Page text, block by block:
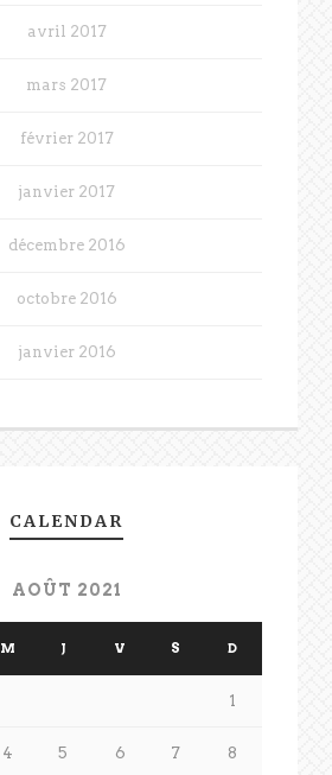
avril 2017
mars 2017
février 2017
janvier 2017
décembre 2016
octobre 2016
janvier 2016
CALENDAR
AOÛT 2021
M J V S D
1
4 5 6 7 8